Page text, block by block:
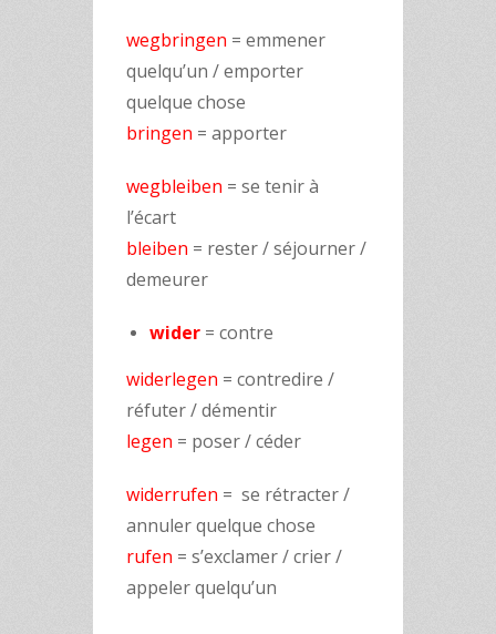
wegbringen = emmener
quelqu’un / emporter
quelque chose
bringen = apporter
wegbleiben = se tenir à
l’écart
bleiben = rester / séjourner /
demeurer
wider = contre
widerlegen = contredire /
réfuter / démentir
legen = poser / céder
widerrufen = se rétracter /
annuler quelque chose
rufen = s’exclamer / crier /
appeler quelqu’un